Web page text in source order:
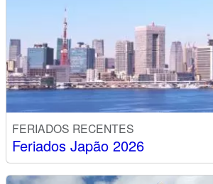
FERIADOS RECENTES
Feriados Japão 2026